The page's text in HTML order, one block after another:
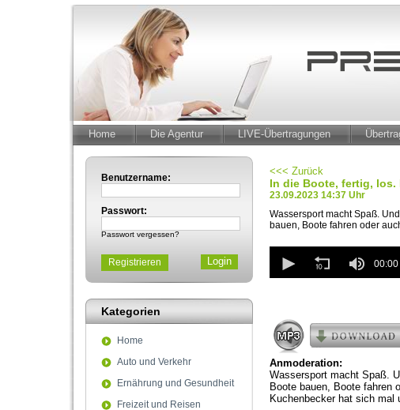
Home Die Agentur LIVE-Übertragungen
Benutzername:
Passwort:
Passwort vergessen?
Registrieren
Kategorien
Home
Auto und Verkehr
Ernährung und Gesundheit
Freizeit und Reisen
<<< Zurück
In die Boote, fertig,
23.09.2023 14:37 Uhr
Wassersport macht Spaß.
bauen, Boote fahren oder
seconds
of
secondsVolume
90%
00:00
Anmoderation:
Wassersport macht Spaß.
Boote bauen, Boote fahren
Kuchenbecker hat sich mal